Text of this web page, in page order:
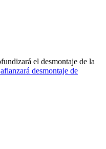
el desmontaje de la
desmontaje de